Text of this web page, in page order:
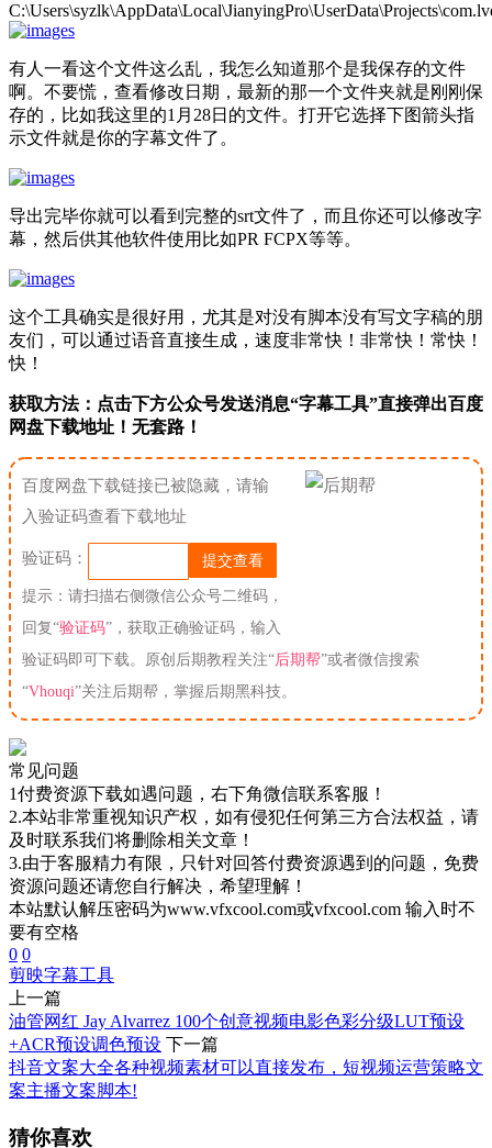
有人一看这个文件这么乱，我怎么知道那个是我保存的文件
啊。不要慌，查看修改日期，最新的那一个文件夹就是刚刚保
存的，比如我这里的1月28日的文件。打开它选择下图箭头指
示文件就是你的字幕文件了。
导出完毕你就可以看到完整的srt文件了，而且你还可以修改字
幕，然后供其他软件使用比如PR FCPX等等。
这个工具确实是很好用，尤其是对没有脚本没有写文字稿的朋
友们，可以通过语音直接生成，速度非常快！非常快！常快！
快！
获取方法：点击下方公众号发送消息“字幕工具”直接弹出百度
网盘下载地址！无套路！
百度网盘下载链接已被隐藏，请输
入验证码查看下载地址
验证码：
提示：请扫描右侧微信公众号二维码，
回复“验证码”，获取正确验证码，输入
验证码即可下载。原创后期教程关注“后期帮”或者微信搜索
“Vhouqi”关注后期帮，掌握后期黑科技。
常见问题
1付费资源下载如遇问题，右下角微信联系客服！
2.本站非常重视知识产权，如有侵犯任何第三方合法权益，请
及时联系我们将删除相关文章！
3.由于客服精力有限，只针对回答付费资源遇到的问题，免费
资源问题还请您自行解决，希望理解！
本站默认解压密码为www.vfxcool.com或vfxcool.com 输入时不
要有空格
0 0
剪映字幕工具
上一篇
油管网红 Jay Alvarrez 100个创意视频电影色彩分级LUT预设
+ACR预设调色预设 下一篇
抖音文案大全各种视频素材可以直接发布，短视频运营策略文
案主播文案脚本!
猜你喜欢